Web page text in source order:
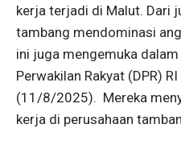
kerja terjadi di Malut. Dari
tambang mendominasi
ini juga mengemuka
Perwakilan Rakyat (DPR)
(11/8/2025). Mereka
kerja di perusahaan